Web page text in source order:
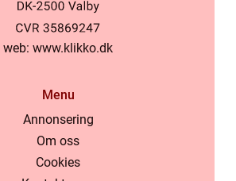
web: www.klikko.dk
Menu
Annonsering
Om oss
Cookies